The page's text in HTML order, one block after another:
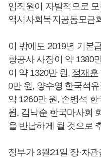
임직원이 자발적으로
역시사회복지공동모금
이 밖에도 2019년 기본
항공사 사장이 약 1380
이 약 1320만 원, 정재훈
0만 원, 양수영 한국석
약 1260만 원, 손병석
원, 김낙순 한국마사회
을 반납하게 될 것으로
정부가 3월21일 장·차